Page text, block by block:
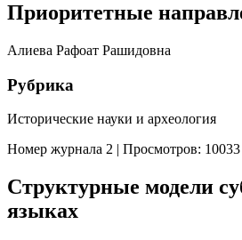
Приоритетные
Алиева Рафоат Рашидовна
Рубрика
Исторические науки и археология
Номер журнала 2
Просмотров: 10033
Структурные модели
языках